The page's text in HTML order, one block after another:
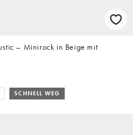
– Minirock in Beige mit
SCHNELL WEG